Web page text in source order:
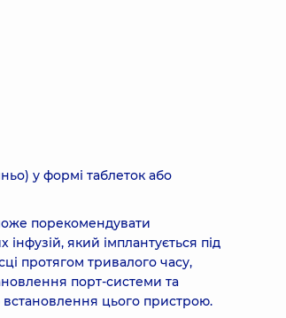
у формі таблеток або
порекомендувати
який імплантується під
протягом тривалого часу,
порт-системи та
встановлення цього пристрою.